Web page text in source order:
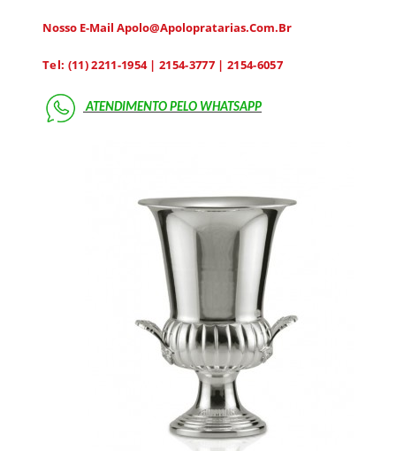
Nosso E-Mail Apolo@apolopratarias.com.br
Tel: (11) 2211-1954 | 2154-3777 | 2154-6057
ATENDIMENTO PELO WHATSAPP